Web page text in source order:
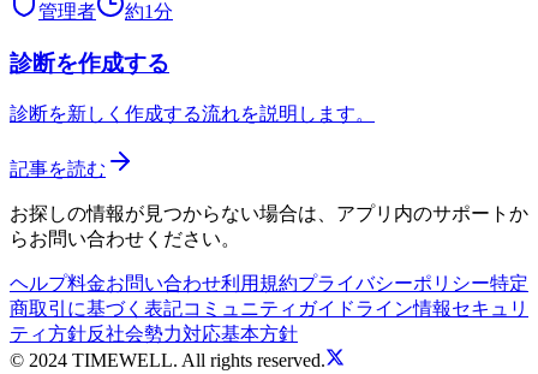
管理者
約1分
診断を作成する
診断を新しく作成する流れを説明します。
記事を読む
お探しの情報が見つからない場合は、アプリ内のサポートか
らお問い合わせください。
ヘルプ料金お問い合わせ利用規約プライバシーポリシー特定
商取引に基づく表記コミュニティガイドライン情報セキュリ
ティ方針反社会勢力対応基本方針
© 2024 TIMEWELL. All rights reserved.